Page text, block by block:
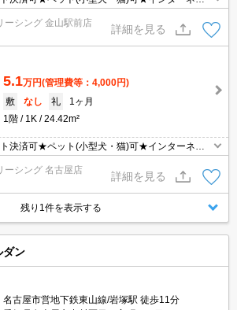
ーが徒歩圏内にあって便利な立地です♪
ーシング 金山駅前店
詳細を見る
5.1万円(管理費等：4,000円)
敷
なし 礼
1ヶ月
1階
1K 24.42m²
決済可★ペット(小型犬・猫)可★インターネッ
ーが徒歩圏内にあって便利な立地です♪
ーシング 名古屋店
詳細を見る
残り1件を表示する
ダン
名古屋市営地下鉄東山線/岩塚駅 徒歩11分